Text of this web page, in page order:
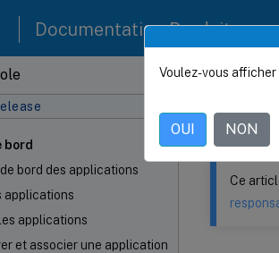
Documentation Produit
bord
bord des applications
applications
applications
et associer une application
Ce contenu a
Ce
Voulez-vous
OUI NON